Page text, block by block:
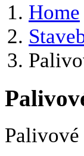
Home